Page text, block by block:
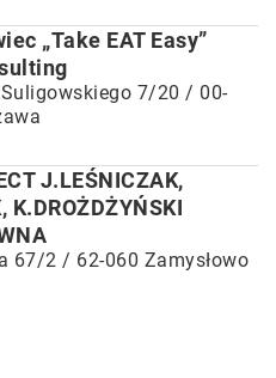
„Take EAT Easy”
7/20 / 00-
J.LEŚNICZAK,
K.DROŻDŻYŃSKI
67/2 / 62-060 Zamysłowo